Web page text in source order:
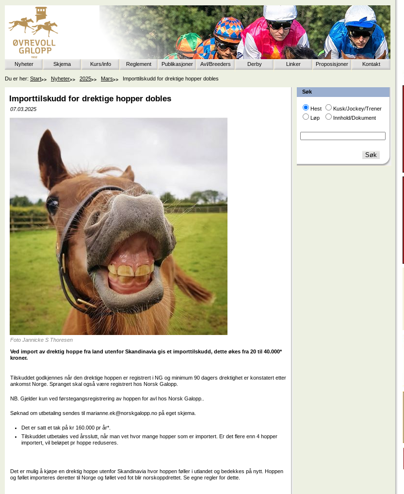
Nyheter Skjema Kurs/info Reglement Publikasjoner Avl/Breeders Derby Linker Proposisjoner Kontakt
Du er her: Start Nyheter 2025 Mars Importtilskudd for drektige hopper dobles
Søk
Hest
Kusk/Jockey/Trener
Løp
Innhold/Dokument
Importtilskudd for drektige hopper dobles
07.03.2025
Foto Jannicke S Thoresen
Ved import av drektig hoppe fra land utenfor Skandinavia gis et importtilskudd, dette økes fra 20 til 40.000*
kroner.
Tilskuddet godkjennes når den drektige hoppen er registrert i NG og minimum 90 dagers drektighet er konstatert etter
ankomst Norge. Spranget skal også være registrert hos Norsk Galopp.
NB. Gjelder kun ved førstegangsregistrering av hoppen for avl hos Norsk Galopp..
Søknad om utbetaling sendes tilmarianne.ek@norskgalopp.no på eget skjema.
Det er satt et tak på kr 160.000 pr år*.
Tilskuddet utbetales ved årsslutt, når man vet hvor mange hopper som er importert. Er det flere enn 4 hopper
importert, vil beløpet pr hoppe reduseres.
Det er mulig å kjøpe en drektig hoppe utenfor Skandinavia hvor hoppen føller i utlandet og bedekkes på nytt. Hoppen
og føllet importeres deretter til Norge og føllet ved fot blir norskoppdrettet. Se egne regler for dette.